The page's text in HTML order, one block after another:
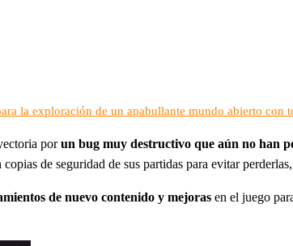
la exploración de un apabullante mundo abierto con
porun bug muy destructivo que aún no han
copias de seguridad de sus partidas para evitar
de nuevo contenido y mejoras en el juego